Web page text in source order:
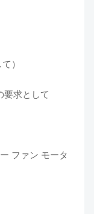
）
要求として
ファン モータ